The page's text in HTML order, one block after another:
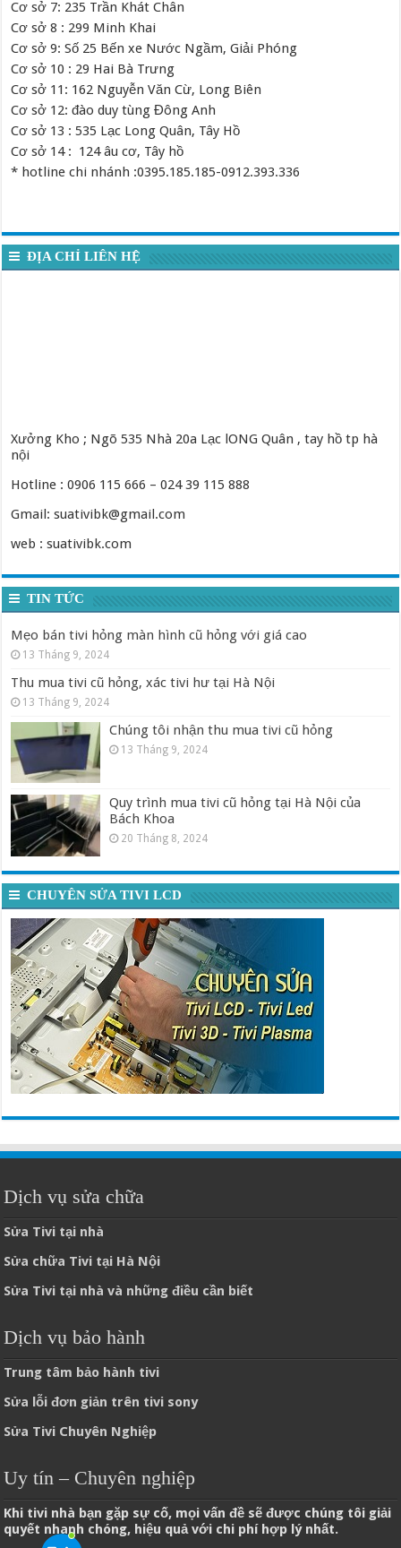
Cơ sở 7: 235 Trần Khát Chân
Cơ sở 8 : 299 Minh Khai
Cơ sở 9: Số 25 Bến xe Nước Ngầm, Giải Phóng
Cơ sở 10 : 29 Hai Bà Trưng
Cơ sở 11: 162 Nguyễn Văn Cừ, Long Biên
Cơ sở 12: đào duy tùng Đông Anh
Cơ sở 13 : 535 Lạc Long Quân, Tây Hồ
Cơ sở 14 : 124 âu cơ, Tây hồ
* hotline chi nhánh :0395.185.185-0912.393.336
ĐỊA CHỈ LIÊN HỆ
Xưởng Kho ; Ngõ 535 Nhà 20a Lạc lONG Quân , tay hồ tp hà
nội
Hotline : 0906 115 666 – 024 39 115 888
Gmail: suativibk@gmail.com
web : suativibk.com
TIN TỨC
Mẹo bán tivi hỏng màn hình cũ hỏng với giá cao
13 Tháng 9, 2024
Thu mua tivi cũ hỏng, xác tivi hư tại Hà Nội
13 Tháng 9, 2024
Chúng tôi nhận thu mua tivi cũ hỏng
13 Tháng 9, 2024
Quy trình mua tivi cũ hỏng tại Hà Nội của
Bách Khoa
20 Tháng 8, 2024
CHUYÊN SỬA TIVI LCD
Dịch vụ sửa chữa
Sửa Tivi tại nhà
Sửa chữa Tivi tại Hà Nội
Sửa Tivi tại nhà và những điều cần biết
Dịch vụ bảo hành
Trung tâm bảo hành tivi
Sửa lỗi đơn giản trên tivi sony
Sửa Tivi Chuyên Nghiệp
Uy tín – Chuyên nghiệp
Khi tivi nhà bạn gặp sự cố, mọi vấn đề sẽ được chúng tôi giải
quyết nhanh chóng, hiệu quả với chi phí hợp lý nhất.